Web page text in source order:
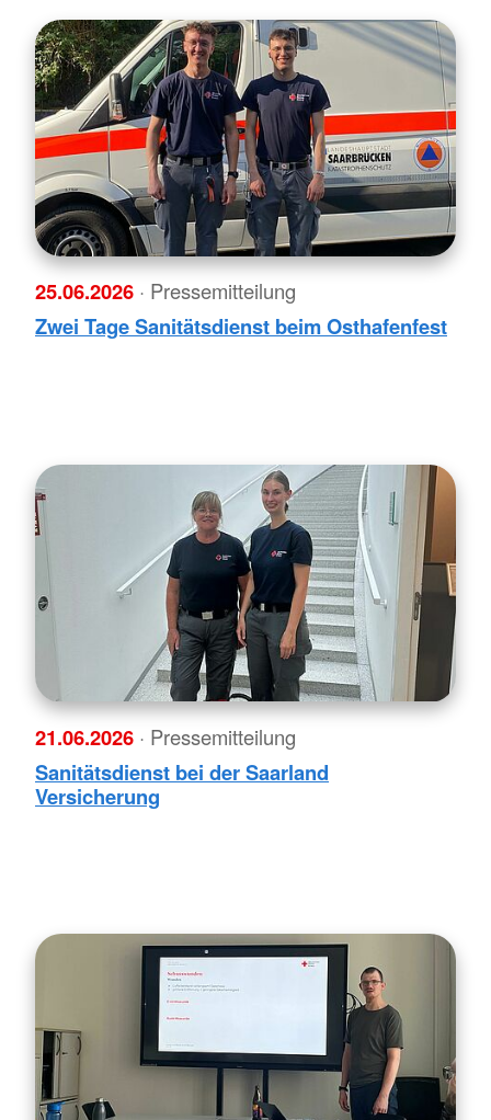
25.06.2026 · Pressemitteilung
Zwei Tage Sanitätsdienst beim Osthafenfest
21.06.2026 · Pressemitteilung
Sanitätsdienst bei der Saarland
Versicherung